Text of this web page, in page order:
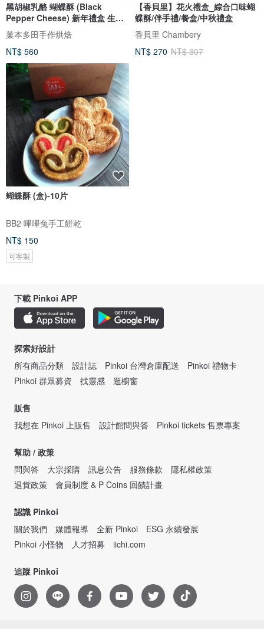
黑胡椒乳酪 蝴蝶酥 (Black
Pepper Cheese) 新年禮盒 生日
伴手禮
菓本多田手作烘焙
NT$ 560
【香貝里】花火禮盒_綜合口味蝴
蝶酥/伴手禮/餐盒/中秋禮盒
香貝里 Chambery
NT$ 270 NT$ 307
蝴蝶酥 (盒)-10片
BB2 嗶嗶兔手工餅乾
NT$ 150
可客製
下載 Pinkoi APP
探索好設計
所有商品分類
設計誌 Pinkoi 台灣倉庫配送
Pinkoi 禮物卡
Pinkoi 群眾募資
找靈感 逛櫥窗
販售
我想在 Pinkoi 上販售
設計館問與答 Pinkoi tickets 售票專案
幫助 / 政策
問與答
大宗採購 訊息公告 服務條款
隱私權政策
退貨政策
會員制度 & P Coins 回饋計畫
認識 Pinkoi
關於我們
媒體報導 全新 Pinkoi
ESG 永續發展
Pinkoi 小怪物
人才招募 iichi.com
追蹤 Pinkoi